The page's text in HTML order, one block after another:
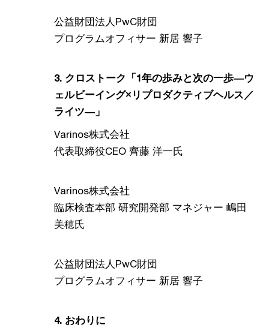
公益財団法人PwC財団
プログラムオフィサー 新居 響子
3. クロストーク「1年の歩みと次の一歩―ウ
ェルビーイング×リプロダクティブヘルス／
ライツ―」
Varinos株式会社
代表取締役CEO 齊藤 洋一氏​
Varinos株式会社
臨床検査本部 研究開発部 マネジャー 嶋田
美穂氏​
公益財団法人PwC財団
プログラムオフィサー 新居 響子
4. おわりに